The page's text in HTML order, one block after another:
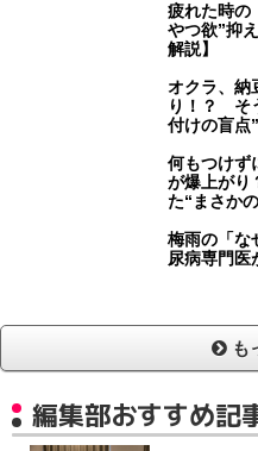
疲れた時の
やつ欲”抑
解説】
オクラ、納
り！？ そ
付けの盲点
何もつけず
が爆上が
た“まさか
梅雨の「
尿病専門医
も
編集部おすすめ記